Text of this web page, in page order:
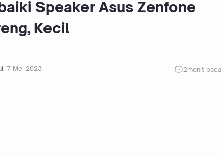
Speaker Asus Zenfone
Kecil
7 Mei 2023 2menit baca